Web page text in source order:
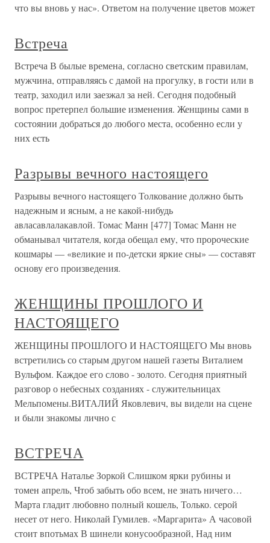
что вы вновь у нас». Ответом на получение цветов может
Встреча
Встреча В былые времена, согласно светским правилам,
мужчина, отправляясь с дамой на прогулку, в гости или в
театр, заходил или заезжал за ней. Сегодня подобный
вопрос претерпел большие изменения. Женщины сами в
состоянии добраться до любого места, особенно если у
них есть
Разрывы вечного настоящего
Разрывы вечного настоящего Толкование должно быть
надежным и ясным, а не какой-нибудь
авласавлалакавлой. Томас Манн [477] Томас Манн не
обманывал читателя, когда обещал ему, что пророческие
кошмары — «великие и по-детски яркие сны» — составят
основу его произведения.
ЖЕНЩИНЫ ПРОШЛОГО И
НАСТОЯЩЕГО
ЖЕНЩИНЫ ПРОШЛОГО И НАСТОЯЩЕГО Мы вновь
встретились со старым другом нашей газеты Виталием
Вульфом. Каждое его слово - золото. Сегодня приятный
разговор о небесных созданиях - служительницах
Мельпомены.ВИТАЛИЙ Яковлевич, вы видели на сцене
и были знакомы лично с
ВСТРЕЧА
ВСТРЕЧА Наталье Зоркой Слишком ярки рубины и
томен апрель, Чтоб забыть обо всем, не знать ничего…
Марта гладит любовно полный кошель, Только. серой
несет от него. Николай Гумилев. «Маргарита» А часовой
стоит впотьмах В шинели конусообразной, Над ним